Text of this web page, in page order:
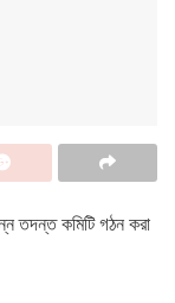
তদন্ত কমিটি গঠন করা